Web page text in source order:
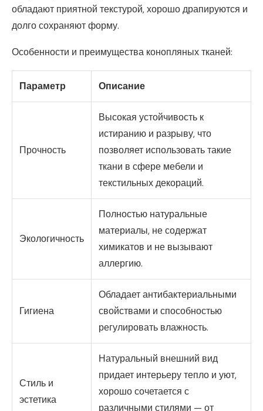
обладают приятной текстурой, хорошо драпируются и
долго сохраняют форму.
Особенности и преимущества конопляных тканей:
Параметр Описание
Прочность
Высокая устойчивость к
истиранию и разрыву, что
позволяет использовать такие
ткани в сфере мебели и
текстильных декораций.
Экологичность
Полностью натуральные
материалы, не содержат
химикатов и не вызывают
аллергию.
Гигиена
Обладает антибактериальными
свойствами и способностью
регулировать влажность.
Стиль и
эстетика
Натуральный внешний вид
придает интерьеру тепло и уют,
хорошо сочетается с
различными стилями — от